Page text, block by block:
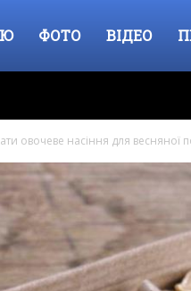
ФОТО ВІДЕО
овочеве насіння для весняної